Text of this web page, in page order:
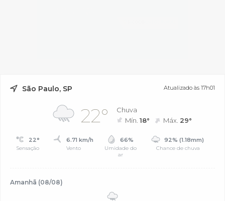
São Paulo, SP Atualizado às 17h01
22°
Chuva
Mín.18° Máx. 29°
22°
Sensação
6.71 km/h
Vento
66%
Umidade do
ar
92% (1.18mm)
Chance de chuva
Amanhã (08/08)